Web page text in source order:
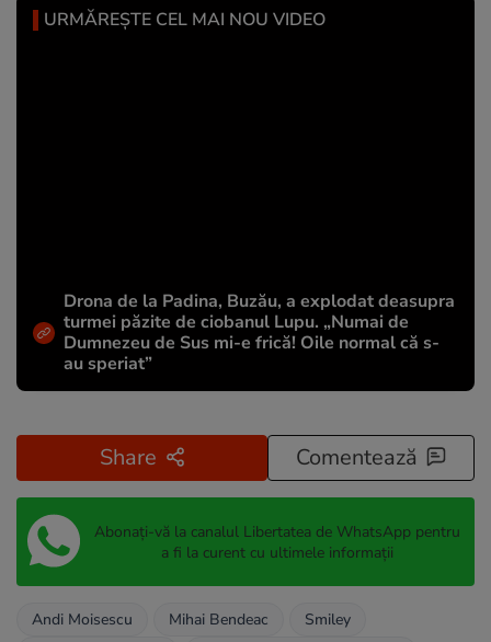
URMĂREȘTE CEL MAI NOU VIDEO
Drona de la Padina, Buzău, a explodat deasupra
turmei păzite de ciobanul Lupu. „Numai de
Dumnezeu de Sus mi-e frică! Oile normal că s-
au speriat”
Share Comentează
Abonați-vă la canalul Libertatea de WhatsApp pentru
a fi la curent cu ultimele informații
Andi Moisescu Mihai Bendeac
Smiley